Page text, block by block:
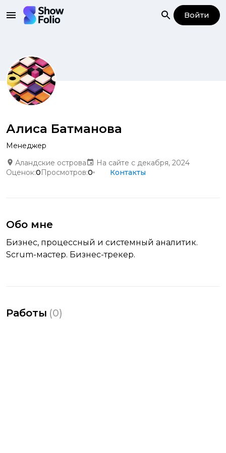
Войти
Алиса Батманова
Менеджер
Аландские острова
На сайте с декабря, 2024
Оценок:0Просмотров:0 Контакты
Обо мне
Бизнес, процессный и системный аналитик.
Scrum-мастер. Бизнес-трекер.
Работы (0)